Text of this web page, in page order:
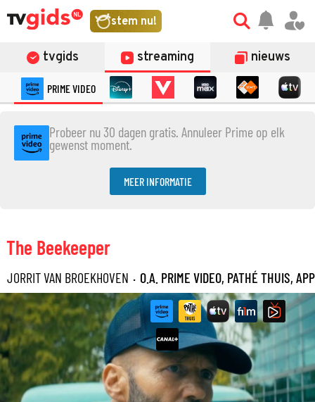
stem nu!
tvgids streaming nieuws
PRIME VIDEO
Probeer nu 30 dagen gratis. Annuleer Prime op elk
gewenst moment.
MEER INFORMATIE
The Beekeeper
JORRIT VAN BROEKHOVEN · O.A. PRIME VIDEO, PATHÉ THUIS,